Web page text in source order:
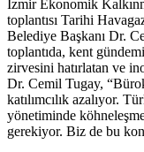
İzmir Ekonomik
toplantısı Tarihi
Belediye Başkanı Dr.
toplantıda, kent
zirvesini hatırlatan ve
Dr. Cemil Tugay,
katılımcılık azalıyor.
yönetiminde
gerekiyor. Biz de bu